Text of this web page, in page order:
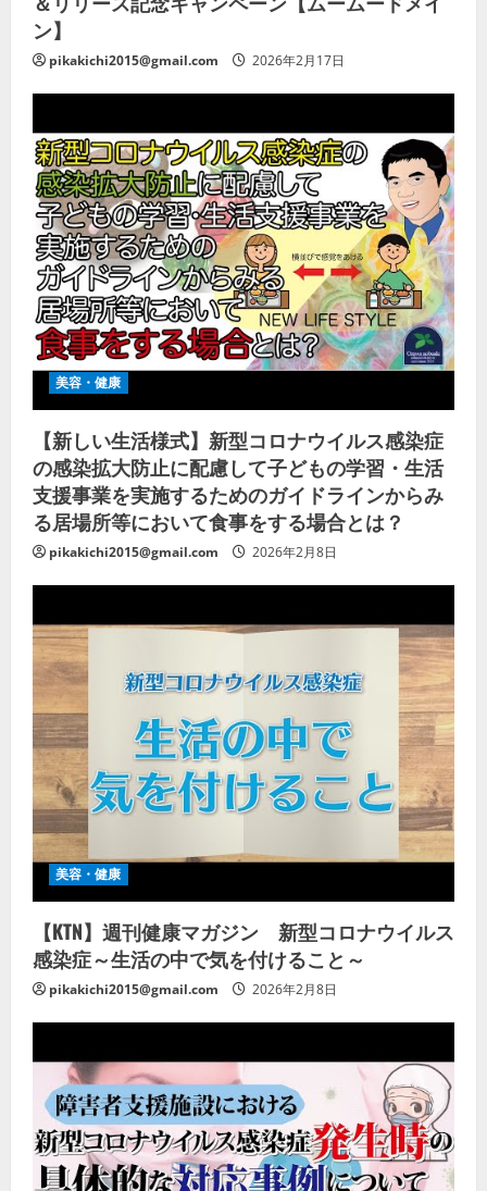
ン】
pikakichi2015@gmail.com 2026年2月17日
美容・健康
【新しい生活様式】新型コロナウイルス感染症
の感染拡大防止に配慮して子どもの学習・生活
支援事業を実施するためのガイドラインからみ
る居場所等において食事をする場合とは？
pikakichi2015@gmail.com 2026年2月8日
美容・健康
【KTN】週刊健康マガジン 新型コロナウイルス
感染症～生活の中で気を付けること～
pikakichi2015@gmail.com 2026年2月8日